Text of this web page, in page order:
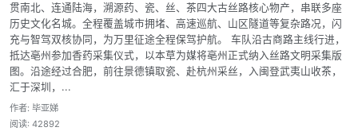
贯南北、连通陆海，溯源药、瓷、丝、茶四大古丝路核心物产，串联多座
历史文化名城。全程覆盖城市拥堵、高速巡航、山区隧道等复杂路况，闪
充与智驾双核协同，为万里征途全程保驾护航。 车队沿古商路主线行进，
抵达亳州参加香药采集仪式，以本草为媒将亳州正式纳入丝路文明采集版
图。沿途经过合肥，前往景德镇取瓷、赴杭州采丝，入闽登武夷山收茶，
汇于深圳，...
作者: 毕亚娣
阅读: 42892